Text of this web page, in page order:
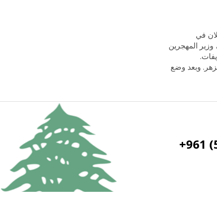
في
وزير المهجرين
وبعد وضع